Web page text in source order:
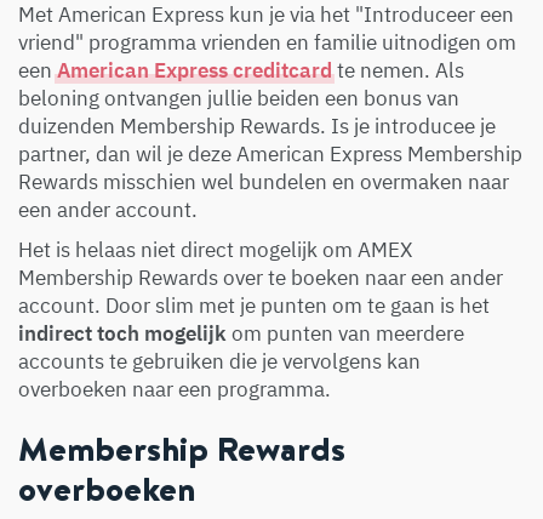
Met American Express kun je via het "Introduceer een
vriend" programma vrienden en familie uitnodigen om
eenAmerican Express creditcardte nemen. Als
beloning ontvangen jullie beiden een bonus van
duizenden Membership Rewards. Is je introducee je
partner, dan wil je deze American Express Membership
Rewards misschien wel bundelen en overmaken naar
een ander account.
Het is helaas niet direct mogelijk om AMEX
Membership Rewards over te boeken naar een ander
account. Door slim met je punten om te gaan is het
indirect toch mogelijkom punten van meerdere
accounts te gebruiken die je vervolgens kan
overboeken naar een programma.
Membership Rewards
overboeken